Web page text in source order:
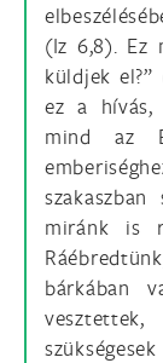
(Iz 6,8). Ez
küldjek
ez a hívás,
mind az
miránk is
bárkában